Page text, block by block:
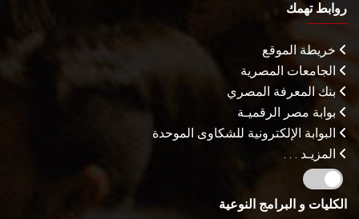
روابط تهمك
خريطة الموقع
الجامعات المصرية
بنك المعرفة المصري
بوابة مصر الرقميـة
البوابة الإلكترونية للشكاوى الموحدة
المزيـد . . .
الكليات و البرامج النوعية